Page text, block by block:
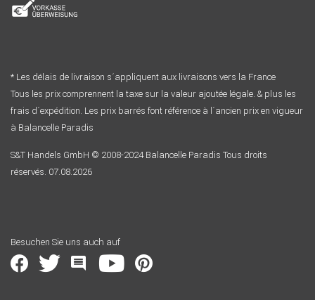
* Les délais de livraison s´appliquent aux livraisons vers la France
Tous les prix comprennent la taxe sur la valeur ajoutée légale. & plus les
frais d´expédition. Les prix barrés font référence à l´ancien prix en vigueur
à Balancelle Paradis
S&T Handels GmbH © 2008-2024 Balancelle Paradis Tous droits
réservés. 07.08.2026
Besuchen Sie uns auch auf